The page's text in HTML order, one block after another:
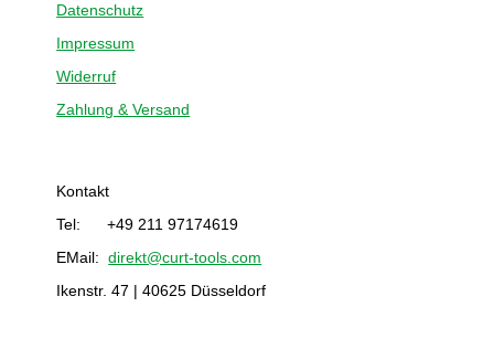
Datenschutz
Impressum
Widerruf
Zahlung & Versand
Kontakt
Tel: +49 211 97174619
EMail:direkt@curt-tools.com
Ikenstr. 47 | 40625 Düsseldorf